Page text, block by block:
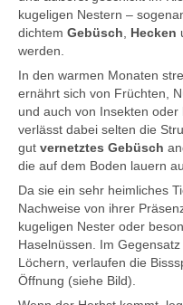
kugeligen Nestern –
dichtem Gebüsch Hecken
werden.
In den warmen Monaten
ernährt sich von Früchten,
und auch von Insekten
verlässt dabei selten die
gut vernetztes Gebüsch
die auf dem Boden lauern
Da sie ein sehr heimliches
Nachweise von ihrer
kugeligen Nester oder
Haselnüssen. Im
Löchern, verlaufen die
Öffnung (siehe Bild).